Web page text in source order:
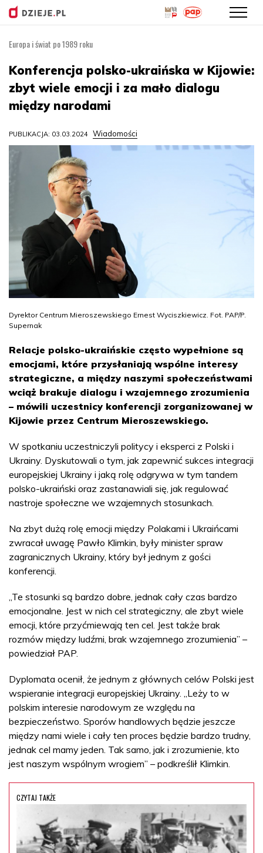
treści
Europa i świat po 1989 roku
Konferencja polsko-ukraińska w Kijowie:
zbyt wiele emocji i za mało dialogu
między narodami
PUBLIKACJA: 03.03.2024 Wiadomości
Dyrektor Centrum Mieroszewskiego Ernest Wyciszkiewicz. Fot. PAP/P.
Supernak
Relacje polsko-ukraińskie często wypełnione są
emocjami, które przysłaniają wspólne interesy
strategiczne, a między naszymi społeczeństwami
wciąż brakuje dialogu i wzajemnego zrozumienia
– mówili uczestnicy konferencji zorganizowanej w
Kijowie przez Centrum Mieroszewskiego.
W spotkaniu uczestniczyli politycy i eksperci z Polski i
Ukrainy. Dyskutowali o tym, jak zapewnić sukces integracji
europejskiej Ukrainy i jaką rolę odgrywa w tym tandem
polsko-ukraiński oraz zastanawiali się, jak regulować
nastroje społeczne we wzajemnych stosunkach.
Na zbyt dużą rolę emocji między Polakami i Ukraińcami
zwracał uwagę Pawło Klimkin, były minister spraw
zagranicznych Ukrainy, który był jednym z gości
konferencji.
„Te stosunki są bardzo dobre, jednak cały czas bardzo
emocjonalne. Jest w nich cel strategiczny, ale zbyt wiele
emocji, które przyćmiewają ten cel. Jest także brak
rozmów między ludźmi, brak wzajemnego zrozumienia” –
powiedział PAP.
Dyplomata ocenił, że jednym z głównych celów Polski jest
wspieranie integracji europejskiej Ukrainy. „Leży to w
polskim interesie narodowym ze względu na
bezpieczeństwo. Sporów handlowych będzie jeszcze
między nami wiele i cały ten proces będzie bardzo trudny,
jednak cel mamy jeden. Tak samo, jak i zrozumienie, kto
jest naszym wspólnym wrogiem” – podkreślił Klimkin.
CZYTAJ TAKŻE